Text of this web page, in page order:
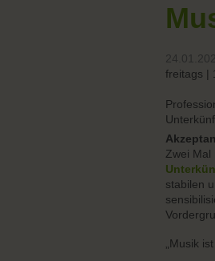
freitags |
Zwei Mal
stabilen
„Musik